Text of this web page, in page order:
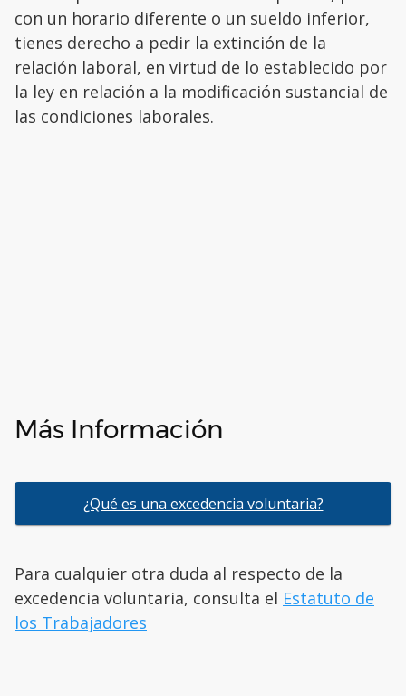
con un horario diferente o un sueldo inferior,
tienes derecho a pedir la extinción de la
relación laboral, en virtud de lo establecido por
la ley en relación a la modificación sustancial de
las condiciones laborales.
Más Información
¿Qué es una excedencia voluntaria?
Para cualquier otra duda al respecto de la
excedencia voluntaria, consulta el Estatuto de
los Trabajadores